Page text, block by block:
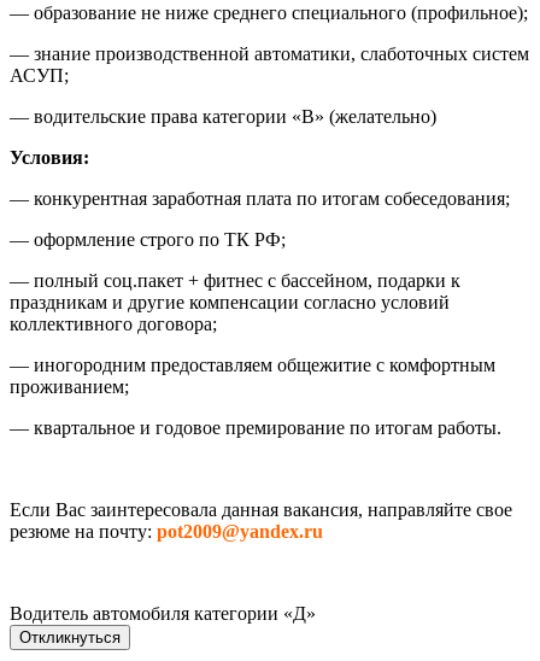
— образование не ниже среднего специального (профильное);
— знание производственной автоматики, слаботочных систем
АСУП;
— водительские права категории «В» (желательно)
Условия:
— конкурентная заработная плата по итогам собеседования;
— оформление строго по ТК РФ;
— полный соц.пакет + фитнес с бассейном, подарки к
праздникам и другие компенсации согласно условий
коллективного договора;
— иногородним предоставляем общежитие с комфортным
проживанием;
— квартальное и годовое премирование по итогам работы.
Если Вас заинтересовала данная вакансия, направляйте свое
резюме на почту: pot2009@yandex.ru
Водитель автомобиля категории «Д»
Откликнуться